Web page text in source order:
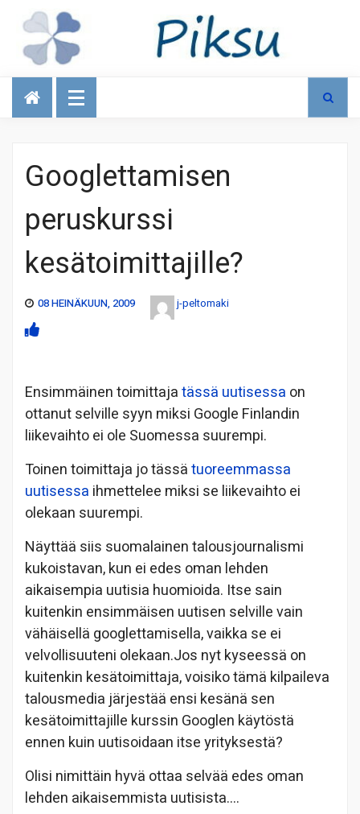
Talous
Googlettamisen
peruskurssi
kesätoimittajille?
08 HEINÄKUUN, 2009 j-peltomaki
Ensimmäinen toimittajatässä uutisessa on
ottanut selville syyn miksi Google Finlandin
liikevaihto ei ole Suomessa suurempi.
Toinen toimittaja jo tässätuoreemmassa
uutisessa ihmettelee miksi se liikevaihto ei
olekaan suurempi.
Näyttää siis suomalainen talousjournalismi
kukoistavan, kun ei edes oman lehden
aikaisempia uutisia huomioida. Itse sain
kuitenkin ensimmäisen uutisen selville vain
vähäisellä googlettamisella, vaikka se ei
velvollisuuteni olekaan.Jos nyt kyseessä on
kuitenkin kesätoimittaja, voisiko tämä kilpaileva
talousmedia järjestää ensi kesänä sen
kesätoimittajille kurssin Googlen käytöstä
ennen kuin uutisoidaan itse yrityksestä?
Olisi nimittäin hyvä ottaa selvää edes oman
lehden aikaisemmista uutisista….